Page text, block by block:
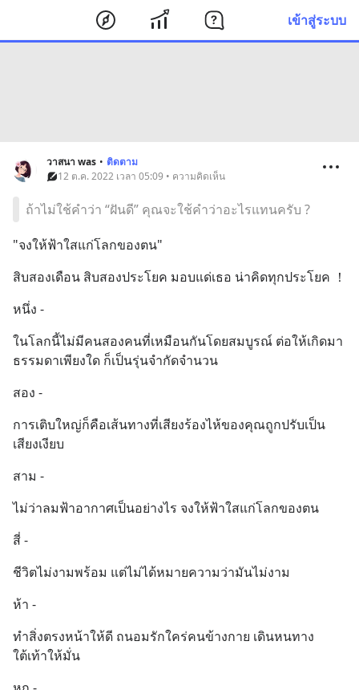
เข้าสู่ระบบ
วาสนา was • ติดตาม
12 ต.ค. 2022 เวลา 05:09 • ความคิดเห็น
ถ้าไม่ใช้คำว่า “ฝันดี” คุณจะใช้คำว่าอะไรแทนครับ ?
"จงให้ฟ้าใสแก่โลกของตน"
สิบสองเดือน สิบสองประโยค มอบแด่เธอ น่าคิดทุกประโยค ！
หนึ่ง -
ในโลกนี้ไม่มีคนสองคนที่เหมือนกันโดยสมบูรณ์ ต่อให้เกิดมา
ธรรมดาเพียงใด ก็เป็นรุ่นจำกัดจำนวน
สอง -
การเติบใหญ่ก็คือเส้นทางที่เสียงร้องไห้ของคุณถูกปรับเป็น
เสียงเงียบ
สาม -
ไม่ว่าลมฟ้าอากาศเป็นอย่างไร จงให้ฟ้าใสแก่โลกของตน
สี่ -
ชีวิตไม่งามพร้อม แต่ไม่ได้หมายความว่ามันไม่งาม
ห้า -
ทำสิ่งตรงหน้าให้ดี ถนอมรักใคร่คนข้างกาย เดินหนทาง
ใต้เท้าให้มั่น